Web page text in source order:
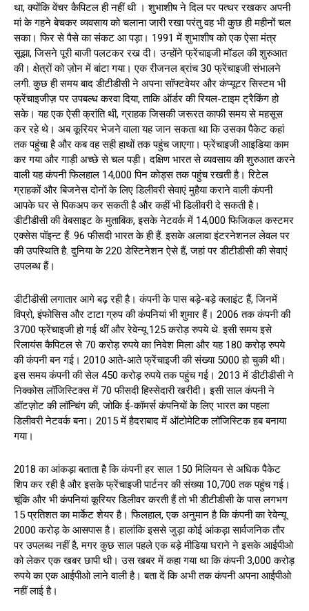
था, क्योंकि वेंचर कैपिटल ही नहीं थी । शुभाशीष ने दिल पर पत्थर रखकर अपनी
मां के गहने बेचकर व्यवसाय को चलाना जारी रखा परंतु वह भी कुछ ही महीनों चल
सका। फिर से पैसे का संकट आ पड़ा। 1991 में शुभाशीष को एक ऐसा मंत्र
सूझा, जिसने पूरी बाजी पलटकर रख दी। उन्होंने फ्रेंचाइजी मॉडल की शुरुआत
की। क्षेत्रों को ज़ोन में बांटा गया। एक रीजनल ब्रांच 30 फ्रेंचाइजी संभालने
लगी. कुछ ही समय बाद डीटीडीसी ने अपना सॉफ्टवेयर और कंप्यूटर सिस्टम भी
फ्रेंचाइजीज़ पर उपबल्ध करवा दिया, ताकि ऑर्डर की रियल-टाइम ट्रैकिंग हो
सके। यह एक ऐसी क्रांति थी, ग्राहक जिसकी जरूरत काफी समय से महसूस
कर रहे थे। अब कूरियर भेजने वाला यह जान सकता था कि उसका पैकेट कहां
तक पहुंचा है और कब वह सही हाथों तक पहुंच जाएगा। फ्रेंचाइजी आइडिया काम
कर गया और गाड़ी अच्छे से चल पड़ी। दक्षिण भारत से व्यवसाय की शुरुआत करने
वाली यह कंपनी फिलहाल 14,000 पिन कोड्स तक पहुंच रखती है। रिटेल
ग्राहकों और बिजनेस दोनों के लिए डिलीवरी सेवाएं मुहैया कराने वाली कंपनी
आपके घर से पिकअप कर सकती है और कहीं भी डिलीवरी दे सकती है।
डीटीडीसी की वेबसाइट के मुताबिक, इसके नेटवर्क में 14,000 फिजिकल कस्टमर
एक्सेस पॉइन्ट हैं. 96 फीसदी भारत के ही हैं. इसके अलावा इंटरनेशनल लेवल पर
की उपस्थिति है. दुनिया के 220 डेस्टिनेशन ऐसे हैं, जहां पर डीटीडीसी की सेवाएं
उपलब्ध हैं।
डीटीडीसी लगातार आगे बढ़ रही है। कंपनी के पास बड़े-बड़े क्लाइंट हैं, जिनमें
विप्रो, इंफोसिस और टाटा ग्रुप की कंपनियां भी शुमार हैं। 2006 तक कंपनी की
3700 फ्रेंचाइजी हो गई थीं और रेवेन्यू 125 करोड़ रुपये थे. इसी समय इसे
रिलायंस कैपिटल से 70 करोड़ रुपये का निवेश मिला और यह 180 करोड़ रुपये
की कंपनी बन गई। 2010 आते-आते फ्रेंचाइजी की संख्या 5000 हो चुकी थी।
इस समय कंपनी की सेल 450 करोड़ रुपये तक पहुंच गई। 2013 में डीटीडीसी ने
निक्कोस लॉजिस्टिक्स में 70 फीसदी हिस्सेदारी खरीदी। इसी साल कंपनी ने
डॉटज़ोट की लॉन्चिंग की, जोकि ई-कॉमर्स कंपनियों के लिए भारत का पहला
डिलीवरी नेटवर्क बना। 2015 में हैदराबाद में ऑटोमेटिक लॉजिस्टिक हब बनाया
गया।
2018 का आंकड़ा बताता है कि कंपनी हर साल 150 मिलियन से अधिक पैकेट
शिप कर रही है और इसके फ्रेंचाइजी पार्टनर की संख्या 10,700 तक पहुंच गई।
चूंकि और भी कंपनियां कूरियर डिलीवर करती हैं तो भी डीटीडीसी के पास लगभग
15 प्रतिशत का मार्केट शेयर है। फिलहाल, एक अनुमान है कि कंपनी का रेवेन्यू
2000 करोड़ के आसपास है। हालांकि इससे जुड़ा कोई आंकड़ा सार्वजनिक तौर
पर उपलब्ध नहीं है, मगर कुछ साल पहले एक बड़े मीडिया घराने ने इसके आईपीओ
को लेकर एक खबर छापी थी। उस खबर में कहा गया था कि कंपनी 3,000 करोड़
रुपये का एक आईपीओ लाने वाली है। बता दें कि अभी तक कंपनी अपना आईपीओ
नहीं लाई है।